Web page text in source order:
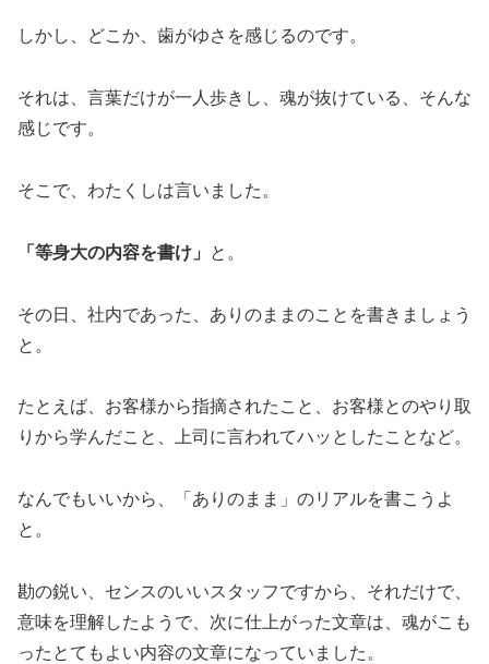
しかし、どこか、歯がゆさを感じるのです。
それは、言葉だけが一人歩きし、魂が抜けている、そんな
感じです。
そこで、わたくしは言いました。
「等身大の内容を書け」 と。
その日、社内であった、ありのままのことを書きましょう
と。
たとえば、お客様から指摘されたこと、お客様とのやり取
りから学んだこと、上司に言われてハッとしたことなど。
なんでもいいから、「ありのまま」のリアルを書こうよ
と。
勘の鋭い、センスのいいスタッフですから、それだけで、
意味を理解したようで、次に仕上がった文章は、魂がこも
ったとてもよい内容の文章になっていました。